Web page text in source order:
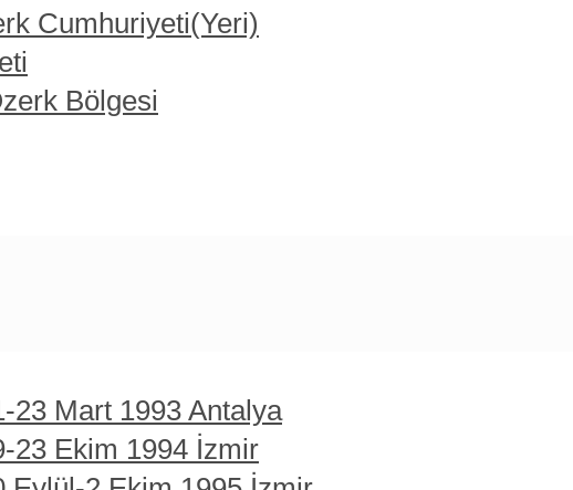
Cumhuriyeti(Yeri)
Bölgesi
23 Mart 1993 Antalya
23 Ekim 1994 İzmir